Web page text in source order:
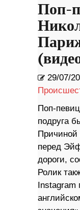
Поп-
29/07/
Поп-
подруга
Причиной
перед
дороги,
Ролик
Instagram